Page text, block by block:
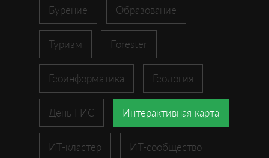
Бурение Образование
Туризм Forester
Геоинформатика Геология
День ГИС Интерактивная карта
ИТ-кластер ИТ-сообщество